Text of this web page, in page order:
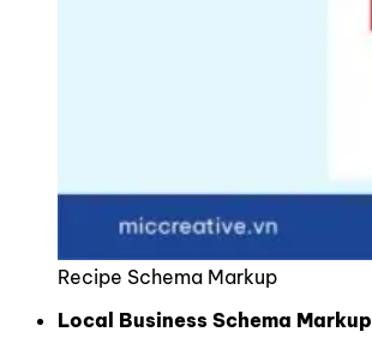
Recipe Schema Markup
Local Business Schema Markup